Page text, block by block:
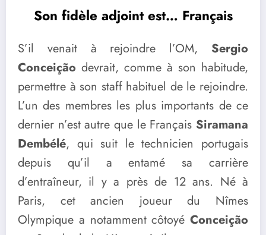
Son fidèle adjoint est… Français
S’il venait à rejoindre l’OM, Sergio
Conceição devrait, comme à son habitude,
permettre à son staff habituel de le rejoindre.
L’un des membres les plus importants de ce
dernier n’est autre que le Français Siramana
Dembélé, qui suit le technicien portugais
depuis qu’il a entamé sa carrière
d’entraîneur, il y a près de 12 ans. Né à
Paris, cet ancien joueur du Nîmes
Olympique a notamment côtoyé Conceição